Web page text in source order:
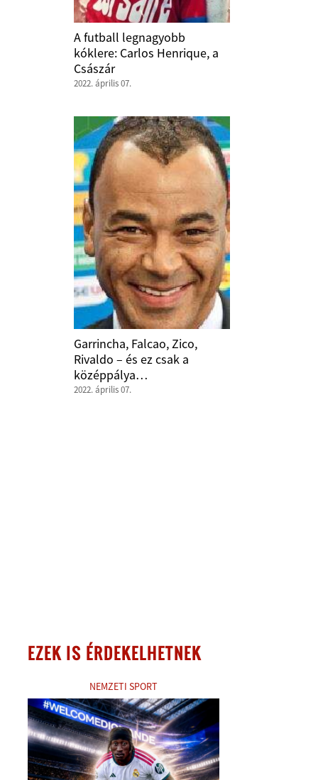
A futball legnagyobb
kóklere: Carlos Henrique, a
Császár
2022. április 07.
Garrincha, Falcao, Zico,
Rivaldo – és ez csak a
középpálya…
2022. április 07.
EZEK IS ÉRDEKELHETNEK
NEMZETI SPORT